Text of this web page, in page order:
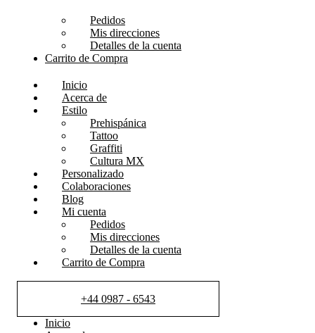
Pedidos
Mis direcciones
Detalles de la cuenta
Carrito de Compra
Inicio
Acerca de
Estilo
Prehispánica
Tattoo
Graffiti
Cultura MX
Personalizado
Colaboraciones
Blog
Mi cuenta
Pedidos
Mis direcciones
Detalles de la cuenta
Carrito de Compra
+44 0987 - 6543
Inicio